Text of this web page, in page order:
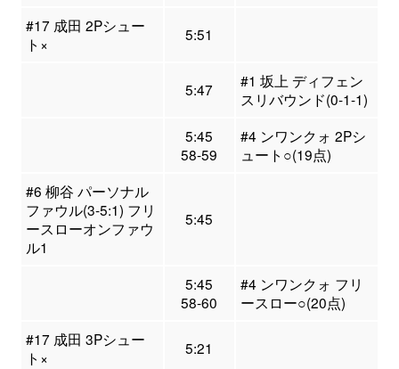
#17 成田 2Pシュー
ト×
5:51
5:47
#1 坂上 ディフェン
スリバウンド(0-1-1)
5:45
58-59
#4 ンワンクォ 2Pシ
ュート○(19点)
#6 柳谷 パーソナル
ファウル(3-5:1) フリ
ースローオンファウ
ル1
5:45
5:45
58-60
#4 ンワンクォ フリ
ースロー○(20点)
#17 成田 3Pシュー
ト×
5:21